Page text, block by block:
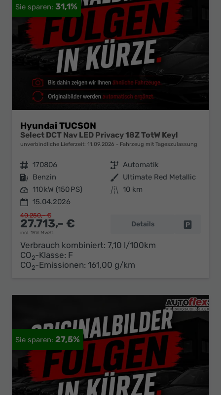
31,1%
Hyundai TUCSON
Select DCT Nav LED Privacy 18Z TotW Keyl
unverbindliche Lieferzeit: 11.09.2026 Fahrzeug mit Tageszulassung
Fahrzeugnr. 170806 Getriebe Automatik
Kraftstoff Benzin Außenfarbe Ultimate Red Metallic
Leistung 110 kW (150 PS) Kilometerstand 10 km
15.04.2026
27.713,– €
incl. 19% MwSt.
40.250,– €
Details
Verbrauch kombiniert: 7,10 l/100km
CO2-Klasse: F
CO2-Emissionen: 161,00 g/km
27,5%